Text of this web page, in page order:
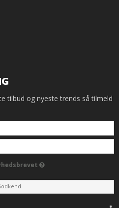
tilbud og nyeste trends så tilmeld